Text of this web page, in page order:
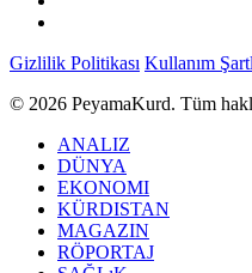
Gizlilik Politikası Kullanım
© 2026 PeyamaKurd. Tüm
ANALIZ
DÜNYA
EKONOMI
KÜRDISTAN
MAGAZIN
RÖPORTAJ